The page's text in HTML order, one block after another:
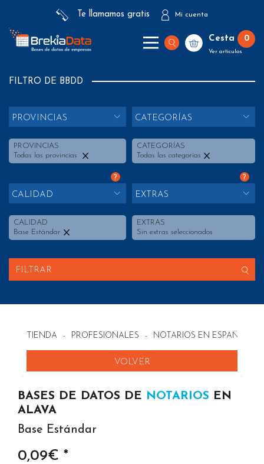
Te llamamos gratis Mi cuenta
Cesta 0
Ver artículos
FILTRO DE BBDD
PROVINCIAS
PROVINCIAS
Todas las provincias
CATEGORÍAS
CATEGORÍAS
Todas las categorías
?
CALIDAD
CALIDAD
Base Estándar
?
EXTRAS
EXTRAS
Sin extras seleccionados
FILTRAR
TIENDA - PROFESIONALES - NOTARIOS EN ESPAÑA
VOLVER
BASES DE DATOS DE NOTARIOS EN
ALAVA
Base Estándar
0,09€ *